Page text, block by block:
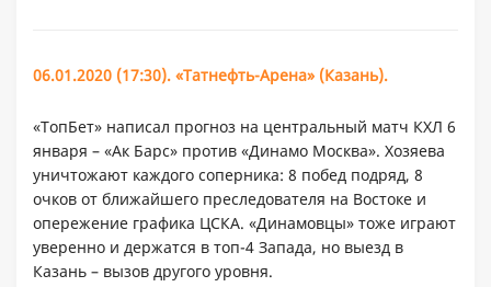
06.01.2020 (17:30). «Татнефть-Арена» (Казань).
«ТопБет» написал прогноз на центральный матч КХЛ 6
января – «Ак Барс» против «Динамо Москва». Хозяева
уничтожают каждого соперника: 8 побед подряд, 8
очков от ближайшего преследователя на Востоке и
опережение графика ЦСКА. «Динамовцы» тоже играют
уверенно и держатся в топ-4 Запада, но выезд в
Казань – вызов другого уровня.